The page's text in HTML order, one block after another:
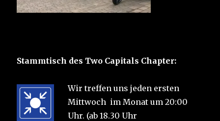
Stammtisch des Two Capitals Chapter:
Wir treffen uns jeden ersten
Mittwoch im Monat um 20:00
Uhr. (ab 18.30 Uhr